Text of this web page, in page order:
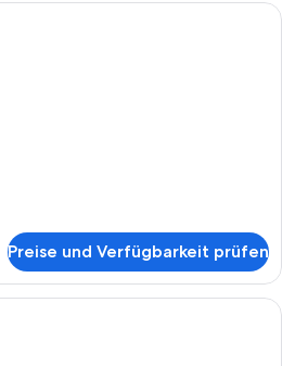
Ein Hotelzimmer mit Bett, einem
Preise und Verfügbarkeit prüfen
Ein modernes Hotelzimmer mit